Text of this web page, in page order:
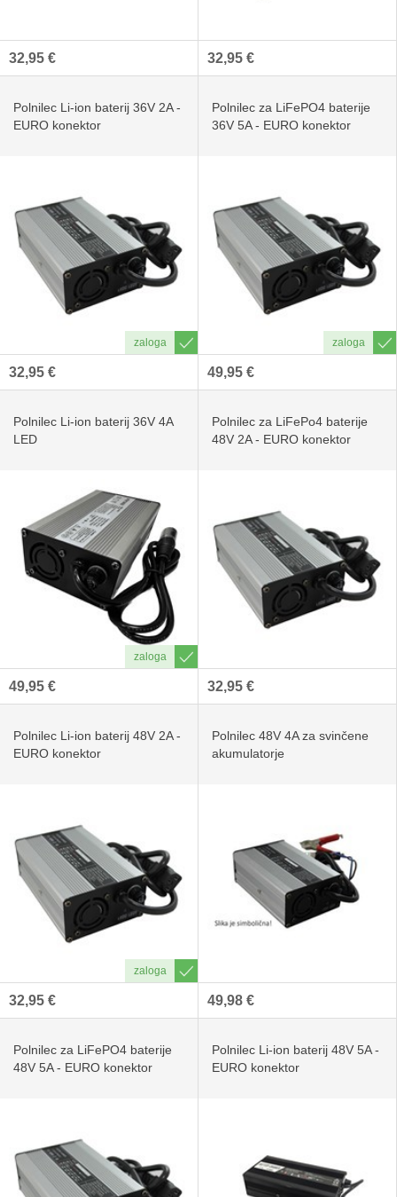
32,95 € 32,95 €
Polnilec Li-ion baterij 36V 2A -
EURO konektor
32,95 €
Polnilec za LiFePO4 baterije
36V 5A - EURO konektor
49,95 €
Polnilec Li-ion baterij 36V 4A
LED
49,95 €
Polnilec za LiFePo4 baterije
48V 2A - EURO konektor
32,95 €
Polnilec Li-ion baterij 48V 2A -
EURO konektor
32,95 €
Polnilec 48V 4A za svinčene
akumulatorje
49,98 €
Polnilec za LiFePO4 baterije
48V 5A - EURO konektor
Polnilec Li-ion baterij 48V 5A -
EURO konektor